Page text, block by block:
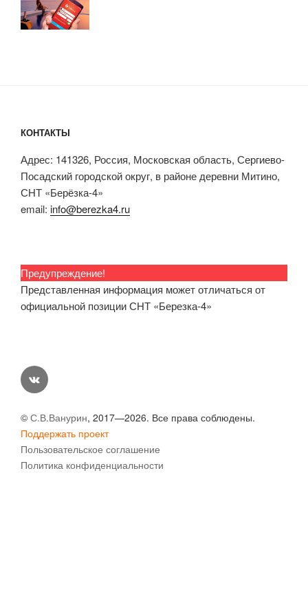
КОНТАКТЫ
Адрес: 141326, Россия, Московская область, Сергиево-
Посадский городской округ, в районе деревни Митино,
СНТ «Берёзка-4»
email: info@berezka4.ru
Предупреждение!
Представленная информация может отличаться от
официальной позиции СНТ «Березка-4»
vk
© С.В.Ванурин, 2017—2026. Все права соблюдены.
Поддержать проект
Пользовательское соглашение
Политика конфиденциальности